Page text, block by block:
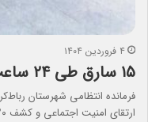
۴ فروردین ۱۴۰۴
۱۵ سارق طی ۲۴ ساعت در رباط‌کریم دستگیر شدند
ارتقای امنيت اجتماعی و کشف ۲۰ فقره سرقت…